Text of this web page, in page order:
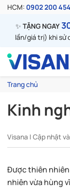
HCM: 0902 200 454
✨ TẶNG NGAY
lần/giá trị) khi sử
Trang chủ
Kinh
Visana | Cập nhật
Được thiên
nhiên vừa hùng